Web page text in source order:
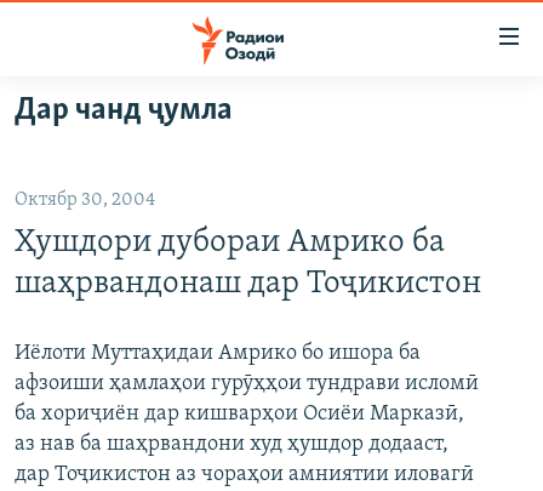
Ҷаҳиш
ба
аслӣ
Ҷаҳиш
ба
феҳристи
Ҷаҳиш
ҷустор
ГӮШАҲО
ҶОМЕА
ҚАЗИЯИ "КРОКУС"
ОСИЁИ МАРКАЗӢ
ФАРҲАНГ
МЕҲМОНИ ОЗОДӢ
ВАРЗИШ
РӮЗГОРИ МУҲОҶИР
САЛОМ, ХОҲАР
ТАҲҚИҚОТ
ҶАНГ ДАР УКРАИНА
НАЗАРИ МАРДУМ
БЛОГИСТОН
ОЗОДӢ ОНЛАЙН
ЧАНДРАСОНАӢ
ВИДЕО
РӮЙХАТҲО
Дар чанд ҷумла
Октябр 30, 2004
Ҳушдори дубораи Амрико ба
шаҳрвандонаш дар Тоҷикистон
Иёлоти Муттаҳидаи Амрико бо ишора ба
афзоиши ҳамлаҳои гурӯҳҳои тундрави исломӣ
ба хориҷиён дар кишварҳои Осиёи Марказӣ,
аз нав ба шаҳрвандони худ ҳушдор додааст,
дар Тоҷикистон аз чораҳои амниятии иловагӣ